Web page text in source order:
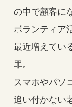
の中で顧客に
ボランティア
最近増えてい
罪。
スマホやパソ
追い付かない